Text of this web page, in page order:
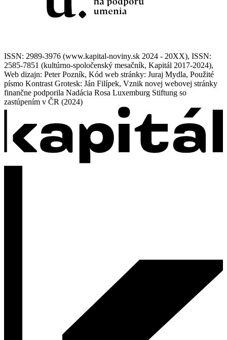
ISSN: 2989-3976 (www.kapital-noviny.sk 2024 - 20XX), ISSN:
2585-7851 (kultúrno-spoločenský mesačník, Kapitál 2017-2024),
Web dizajn: Peter Pozník, Kód web stránky: Juraj Mydla, Použité
písmo Kontrast Grotesk: Ján Filípek, Vznik novej webovej stránky
finančne podporila Nadácia Rosa Luxemburg Stiftung so
zastúpením v ČR (2024)